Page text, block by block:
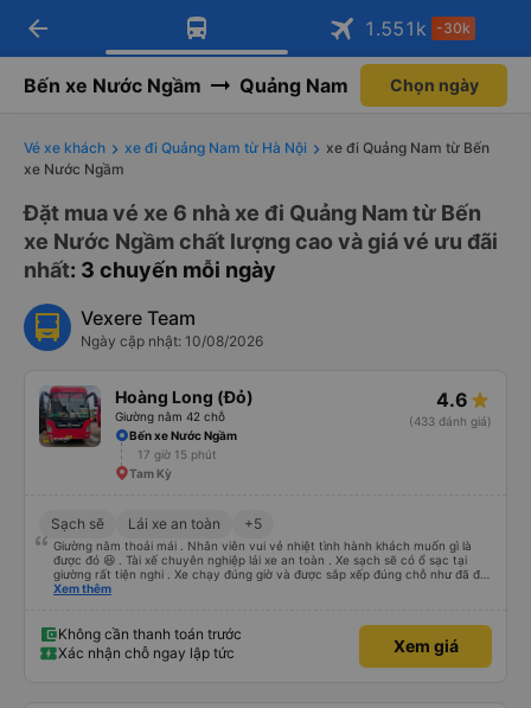
Tải app Vexere ngay!
Nhận ưu đãi thành viên độc
Mở app
Tải app Vexere
-30k/ghế khi đặt vé máy bay qua
Mở app
arrow_back 1.551 k -30k
Bến xe Nước Ngầm Quảng Nam Chọn ngày
Vé xe khách xe đi Quảng Nam từ Hà Nội
xe đi Quảng Nam từ Bến
xe Nước Ngầm
Đặt mua vé xe 6 nhà xe đi Quảng Nam từ Bến
xe Nước Ngầm chất lượng cao và giá vé ưu đãi
nhất: 3 chuyến mỗi ngày
Vexere Team
Ngày cập nhật: 10/08/2026
Hoàng Long (Đỏ)
Giường nằm 42 chỗ
4.6
(433 đánh giá)
Bến xe Nước Ngầm
17 giờ 15 phút
Tam Kỳ
Sạch sẽ Lái xe an toàn +5
Giường nằm thoải mái . Nhân viên vui vẻ nhiệt tình hành khách muốn gì là
được đó 😆 . Tài xế chuyên nghiệp lái xe an toàn . Xe sạch sẽ có ổ sạc tại
giường rất tiện nghi . Xe chạy đúng giờ và được sắp xếp đúng chỗ như đã đặt
. Điểm 10 cho hoàng long đỏ 👍
Xem thêm
Không cần thanh toán trước
Xác nhận chỗ ngay lập tức
Xem giá